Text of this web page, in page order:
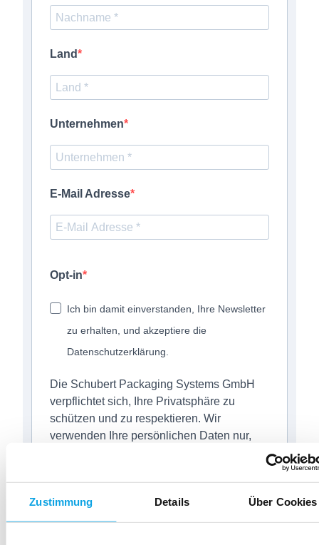
Zustimmung Details Über Cookies
Sicherheit & Standards
Über Schubert-Pharma
Land
Unternehmen
E-Mail Adresse
Opt-in
Ich bin damit einverstanden, Ihre Newsletter
zu erhalten, und akzeptiere die
Datenschutzerklärung.
Die Schubert Packaging Systems GmbH
verpflichtet sich, Ihre Privatsphäre zu
schützen und zu respektieren. Wir
verwenden Ihre persönlichen Daten nur,
Dienstleistungen bereitzustellen. Von Zeit
zu Zeit möchten wir Sie über unsere
Produkte und Dienstleistungen sowie über